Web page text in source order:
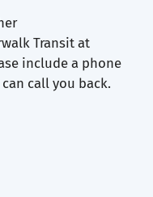
Transit at
include a phone
call you back.